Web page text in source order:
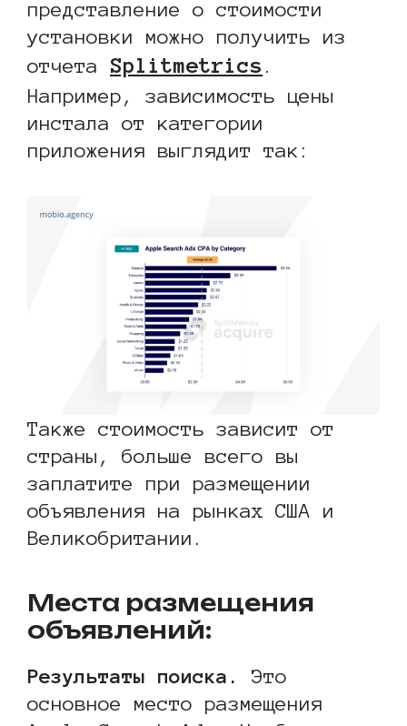
представление о стоимости
установки можно получить из
отчета Splitmetrics .
Например, зависимость цены
инстала от категории
приложения выглядит так:
Также стоимость зависит от
страны, больше всего вы
заплатите при размещении
объявления на рынках США и
Великобритании.
Места размещения
объявлений:
Результаты поиска.
Это
основное место размещения